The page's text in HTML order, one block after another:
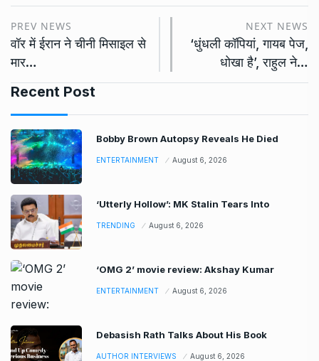
PREV NEWS
वॉर में ईरान ने चीनी मिसाइल से
मार…
NEXT NEWS
‘धुंधली कॉपियां, गायब पेज,
धोखा है’, राहुल ने…
Recent Post
Bobby Brown Autopsy Reveals He Died
ENTERTAINMENT August 6, 2026
‘Utterly Hollow’: MK Stalin Tears Into
TRENDING August 6, 2026
‘OMG 2’ movie review: Akshay Kumar
ENTERTAINMENT August 6, 2026
Debasish Rath Talks About His Book
AUTHOR INTERVIEWS August 6, 2026